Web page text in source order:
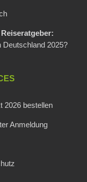
Reiseratgeber:
Deutschland 2025?
2026 bestellen
Anmeldung